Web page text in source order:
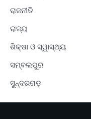
ରାଜନୀତି
ରାଜ୍ୟ
ଶିକ୍ଷା ଓ ସ୍ୱାସ୍ଥ୍ୟ
ସମ୍ବଲପୁର
ସୁନ୍ଦରଗଡ଼